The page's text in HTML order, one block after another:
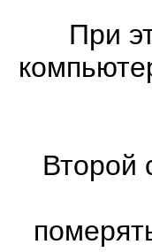
При
Второй